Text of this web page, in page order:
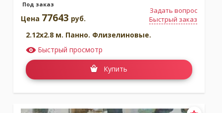
Под заказ
Задать вопрос
Быстрый заказ
Цена 77643 руб.
2.12x2.8 м. Панно. Флизелиновые.
Быстрый просмотр
Купить